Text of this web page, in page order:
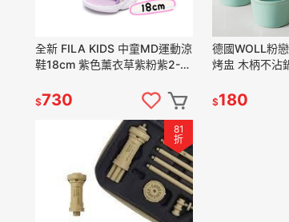
全新 FILA KIDS 中童MD運動涼
鞋18cm 紫色薰衣草紫粉紫2-
$730
德國WOLL粉
烤盅 木柄不沾
$180
81
折